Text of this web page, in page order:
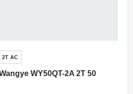
2T AC
WY50QT-2A 2T 50